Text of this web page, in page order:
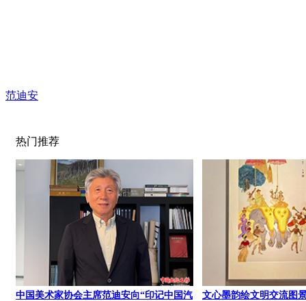
范迪安
热门推荐
中国美术家协会主席范迪安向“印记中国汽
文心墨韵绘文明交流图